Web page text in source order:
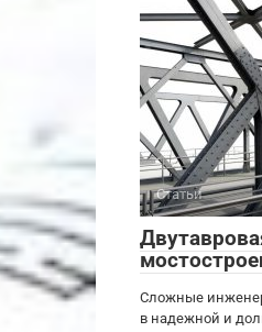
Статьи
Сложные
в надежной и